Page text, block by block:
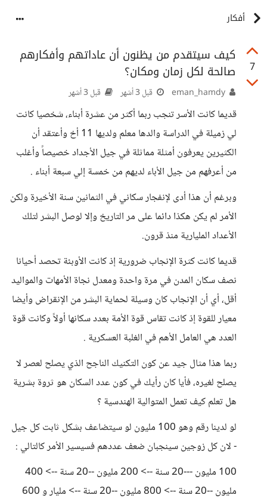
أفكار
7
كيف سيتقدم من يظنون أن عاداتهم وأفكارهم
صالحة لكل زمان ومكان؟
قبل 3 أشهر قبل 3 أشهر
قديما كانت الأسر تنجب ربما أكثر من عشرة أبناء، شخصيا كانت
لي زميلة في الدراسة والدها معلم ولديها 11 أخ وأعتقد أن
الكثيرين يعرفون أمثلة مماثلة في جيل الأجداد خصيصاً وأغلب
من أعرفهم من جيل الأباء لديهم من خمسة إلي سبعة أبناء .
وبرغم أن هذا أدى لإنفجار سكاني في الثمانين سنة الأخيرة ولكن
الأمر لم يكن هكذا دائما على مر التاريخ وإلا لوصل البشر لتلك
الأعداد المليارية منذ قرون.
قديما كانت كثرة الإنجاب ضرورية إذ كانت الأوبئة تحصد أحيانا
نصف سكان المدن في مرة واحدة ومعدل نجاة الأمهات والمواليد
أقل، أي أن الإنجاب كان وسيلة لحماية البشر من الإنقراض وأيضا
معيار للقوة إذ كانت تقاس قوة الأمة بعدد سكانها أولاً وكانت قوة
العدد هي العامل الأهم في الغلبة العسكرية .
ربما هذا مثال جيد عن كون التكنيك الناجح الذي يصلح لعصر لا
يصلح لغيره، فأيا كان رأيك في كون عدد السكان هو ثروة بشرية
هل تعلم كيف تعمل المتوالية الهندسية ؟
لو لدينا رقم وهو 100 مليون لو سيتضاعف بشكل ثابت كل جيل
- لان كل زوجين سينجبان ضعف عددهم فسيسير الأمر كالتالي :
100 مليون ---20 سنة --> 200 مليون --20 سنة --> 400
مليون --20 سنة --> 800 مليون --20 سنة --> مليار و 600